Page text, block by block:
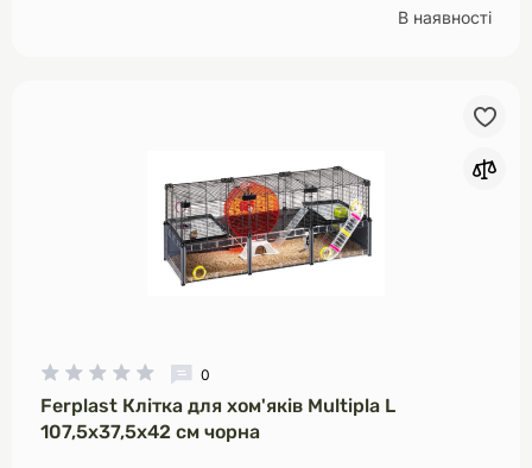
В наявності
0
Ferplast Клітка для хом'яків Multipla L
107,5х37,5х42 см чорна